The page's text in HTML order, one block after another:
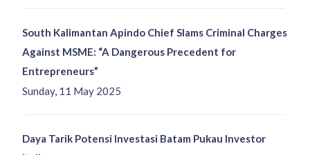
Sunday, 11 May 2025
South Kalimantan Apindo Chief Slams Criminal Charges
Against MSME: “A Dangerous Precedent for
Entrepreneurs”
Daya Tarik Potensi Investasi Batam Pukau Investor